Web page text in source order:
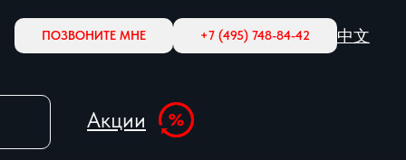
ПОЗВОНИТЕ МНЕ +7 (495) 748-84-42 中文
Акции